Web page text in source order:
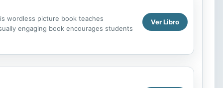
wordless picture book teaches
engaging book encourages students
Ver Libro